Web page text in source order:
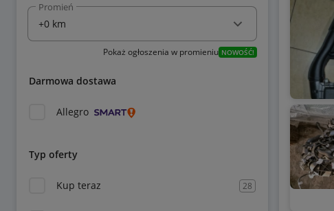
Promień
Pokaż ogłoszenia w promieniu NOWOŚĆ!
Darmowa dostawa
Allegro
Typ oferty
Kup teraz 28